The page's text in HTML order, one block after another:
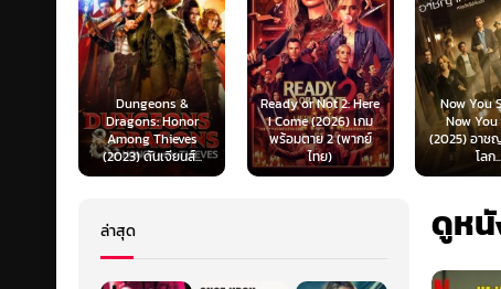
Ready or Not 2: Here
I Come (2026) เกม
พร้อมตาย 2 (พากย์
ไทย)
Now You See Me:
Now You Don’t
(2025) อาชญากลปล้น
โลก...
Tron:
ทรอน: แอรี
ไทย)
ดูหนั
ล่าสุด